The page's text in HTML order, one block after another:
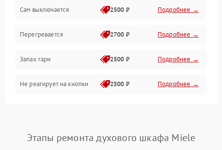
Сам выключается 2500 ₽ Подробнее →
Перегревается 2700 ₽ Подробнее →
Запах гари 2500 ₽ Подробнее →
Не реагирует на кнопки 2500 ₽ Подробнее →
Этапы ремонта духового шкафа Miele